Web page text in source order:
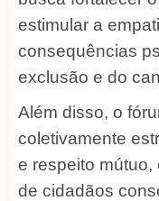
estimular a
consequências
exclusão e do
Além disso, o
coletivamente
e respeito mútuo,
de cidadãos